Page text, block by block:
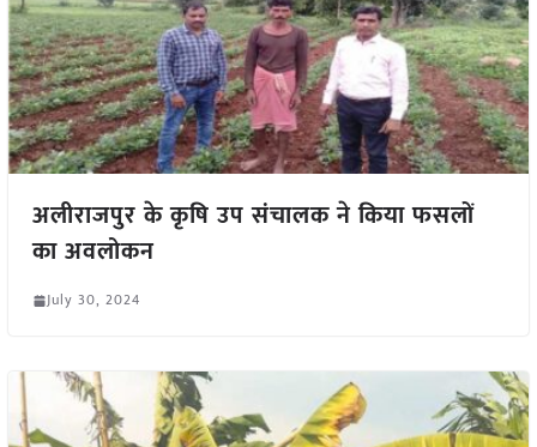
अलीराजपुर के कृषि उप संचालक ने किया फसलों
का अवलोकन
July 30, 2024